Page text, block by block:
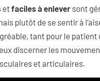
etfaciles à enlever sont
plutôt de se sentir à
tant pour le
discerner les
et articulaires.